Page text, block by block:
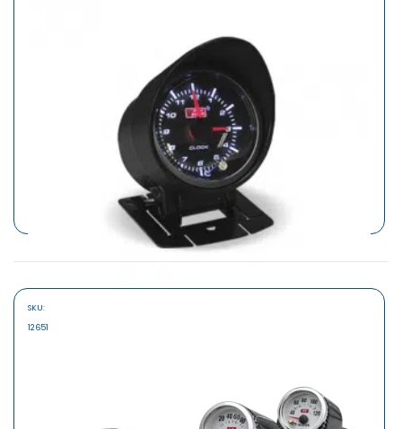
MARCA
SKU:
12651